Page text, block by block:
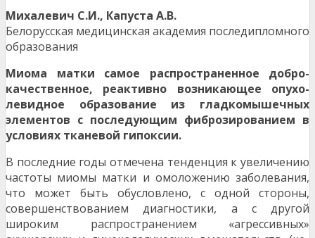
Михалевич С.И., Капуста А.В.
Белорусская медицинская академия последипломного
образования
Миома матки самое распространенное добро­
качественное, реактивно возникающее опухо­
левидное образование из гладкомышечных
элементов с последующим фиброзированием в
условиях тканевой гипоксии.
В последние годы отмечена тенденция к увеличе­нию
частоты миомы матки и омоложению заболе­вания,
что может быть обусловлено, с одной сто­роны,
совершенствованием диагностики, а с дру­гой
широким распространением «агрессивных»